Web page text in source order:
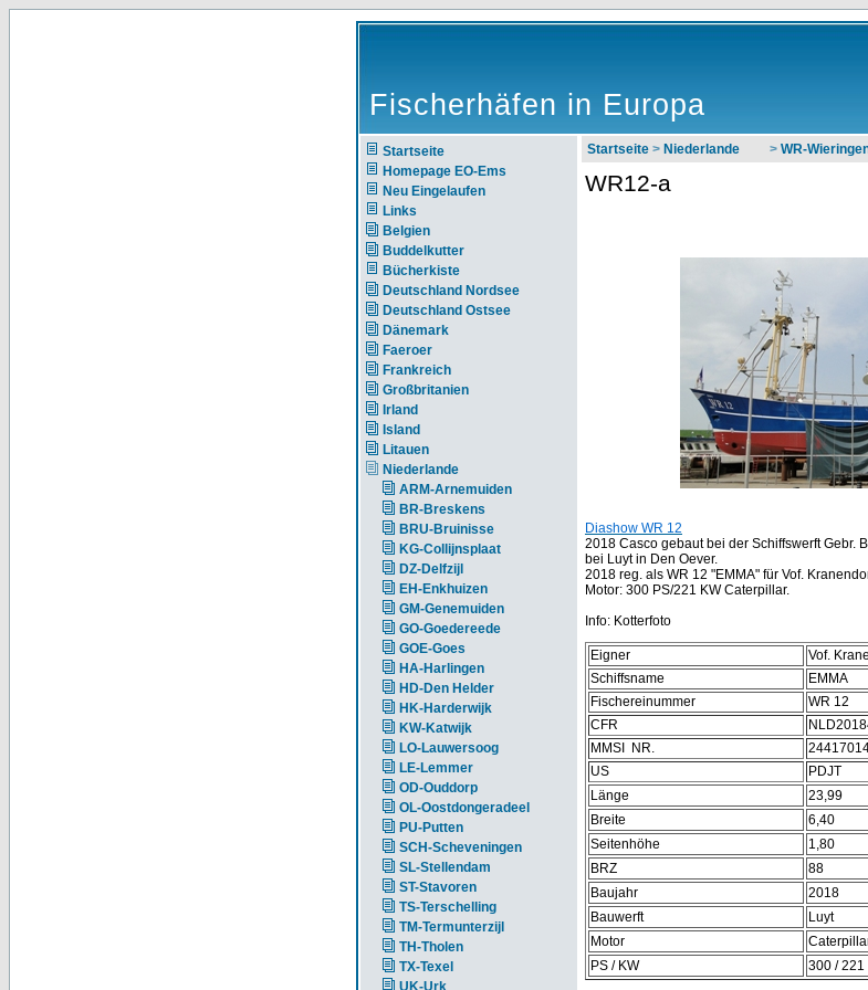
Fischerhäfen in Europa
Startseite
Homepage EO-Ems
Neu Eingelaufen
Links
Belgien
Buddelkutter
Bücherkiste
Deutschland Nordsee
Deutschland Ostsee
Dänemark
Faeroer
Frankreich
Großbritanien
Irland
Island
Litauen
Niederlande
ARM-Arnemuiden
BR-Breskens
BRU-Bruinisse
KG-Collijnsplaat
DZ-Delfzijl
EH-Enkhuizen
GM-Genemuiden
GO-Goedereede
GOE-Goes
HA-Harlingen
HD-Den Helder
HK-Harderwijk
KW-Katwijk
LO-Lauwersoog
LE-Lemmer
OD-Ouddorp
OL-Oostdongeradeel
PU-Putten
SCH-Scheveningen
SL-Stellendam
ST-Stavoren
TS-Terschelling
TM-Termunterzijl
TH-Tholen
TX-Texel
UK-Urk
Startseite > Niederlande > WR-
WR12-a
Diashow WR 12
2018 Casco gebaut bei der Schiffswerft Gebr.
bei Luyt in Den Oever.
2018 reg. als WR 12 "EMMA" für Vof.
Motor: 300 PS/221 KW Caterpillar.
Info: Kotterfoto
Eigner
Vof.
Schiffsname
EMMA
Fischereinummer
WR 12
CFR
MMSI NR.
US
PDJT
Länge
23,99
Breite
6,40
Seitenhöhe
1,80
BRZ
88
Baujahr
2018
Bauwerft
Luyt
Motor
PS / KW
300 / 221